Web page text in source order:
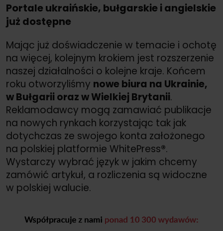
Portale ukraińskie, bułgarskie i angielskie
już dostępne
Mając już doświadczenie w temacie i ochotę
na więcej, kolejnym krokiem jest rozszerzenie
naszej działalności o kolejne kraje. Końcem
roku otworzyliśmy nowe biura na Ukrainie,
w Bułgarii oraz w Wielkiej Brytanii.
Reklamodawcy mogą zamawiać publikacje
na nowych rynkach korzystając tak jak
dotychczas ze swojego konta założonego
na polskiej platformie WhitePress®.
Wystarczy wybrać język w jakim chcemy
zamówić artykuł, a rozliczenia są widoczne
w polskiej walucie.